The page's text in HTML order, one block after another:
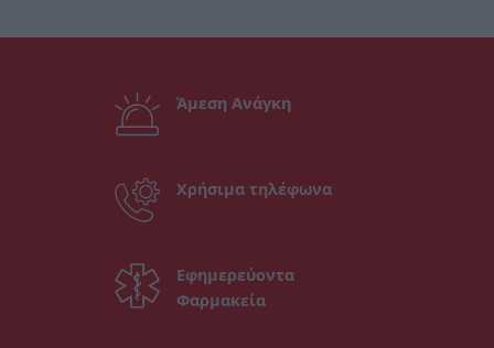
Άμεση Ανάγκη
Χρήσιμα τηλέφωνα
Εφημερεύοντα
Φαρμακεία